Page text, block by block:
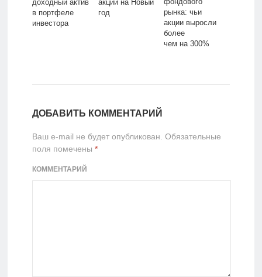
доходный актив
в портфеле
инвестора
акции на Новый
год
рынка: чьи
акции выросли
более
чем на 300%
ДОБАВИТЬ КОММЕНТАРИЙ
Ваш e-mail не будет опубликован. Обязательные
поля помечены *
КОММЕНТАРИЙ